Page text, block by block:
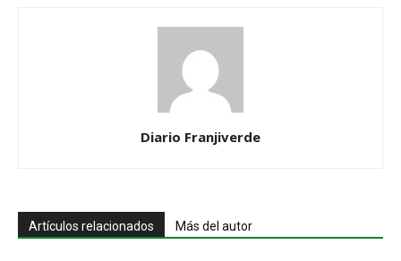
Diario Franjiverde
Artículos relacionados Más del autor